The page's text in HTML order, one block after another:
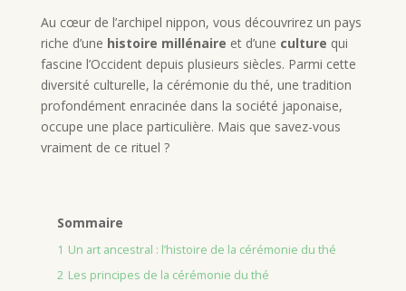
Au cœur de l’archipel nippon, vous découvrirez un pays
riche d’une histoire millénaire et d’une culture qui
fascine l’Occident depuis plusieurs siècles. Parmi cette
diversité culturelle, la cérémonie du thé, une tradition
profondément enracinée dans la société japonaise,
occupe une place particulière. Mais que savez-vous
vraiment de ce rituel ?
Sommaire
1 Un art ancestral : l’histoire de la cérémonie du thé
2 Les principes de la cérémonie du thé